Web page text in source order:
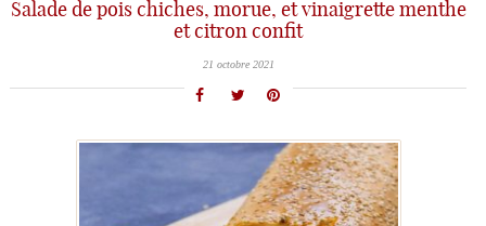
Salade de pois chiches, morue, et vinaigrette menthe
et citron confit
21 octobre 2021